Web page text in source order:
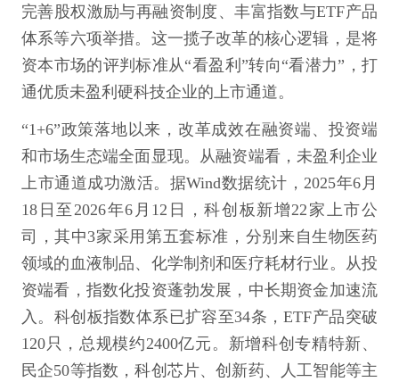
完善股权激励与再融资制度、丰富指数与ETF产品
体系等六项举措。这一揽子改革的核心逻辑，是将
资本市场的评判标准从“看盈利”转向“看潜力”，打
通优质未盈利硬科技企业的上市通道。
“1+6”政策落地以来，改革成效在融资端、投资端
和市场生态端全面显现。从融资端看，未盈利企业
上市通道成功激活。据Wind数据统计，2025年6月
18日至2026年6月12日，科创板新增22家上市公
司，其中3家采用第五套标准，分别来自生物医药
领域的血液制品、化学制剂和医疗耗材行业。从投
资端看，指数化投资蓬勃发展，中长期资金加速流
入。科创板指数体系已扩容至34条，ETF产品突破
120只，总规模约2400亿元。新增科创专精特新、
民企50等指数，科创芯片、创新药、人工智能等主